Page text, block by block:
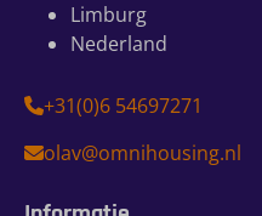
Limburg
Nederland
+31(0)6 54697271
olav@omnihousing.nl